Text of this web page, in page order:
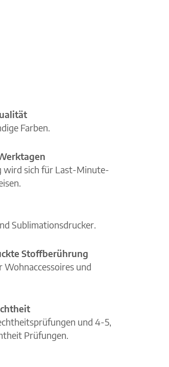
Farben.
wird sich für Last-Minute-
Sublimationsdrucker.
Stoffberührung
und
und 4-5,
Prüfungen.